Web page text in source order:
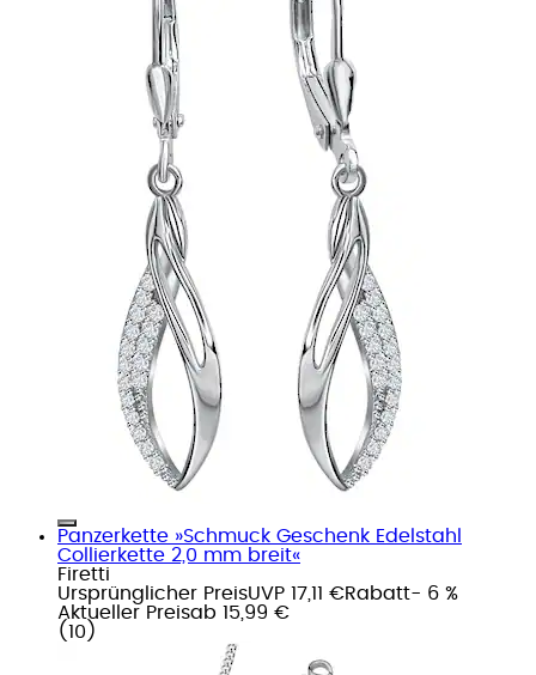
Panzerkette »Schmuck Geschenk Edelstahl
Collierkette 2,0 mm breit«
Firetti
Ursprünglicher PreisUVP 17,11 €Rabatt- 6 %
Aktueller Preisab 15,99 €
( 10 )